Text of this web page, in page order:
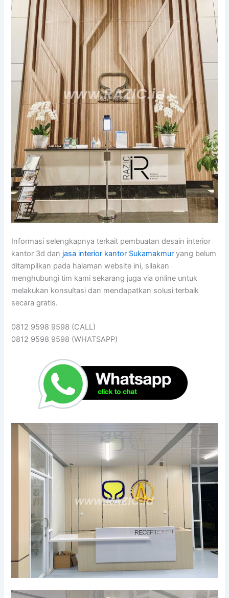
Informasi selengkapnya terkait pembuatan desain interior
kantor 3d dan jasa interior kantor Sukamakmur yang belum
ditampilkan pada halaman website ini, silakan
menghubungi tim kami sekarang juga via online untuk
melakukan konsultasi dan mendapatkan solusi terbaik
secara gratis.
0812 9598 9598 (CALL)
0812 9598 9598 (WHATSAPP)